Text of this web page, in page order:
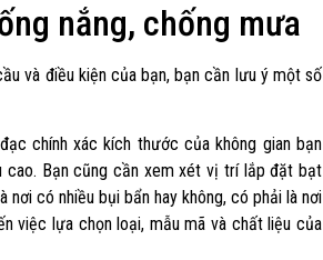
nắng, chống mưa
và điều kiện của bạn, bạn cần lưu ý một số
chính xác kích thước của không gian bạn
cao. Bạn cũng cần xem xét vị trí lắp đặt bạt
có nhiều bụi bẩn hay không, có phải là nơi
việc lựa chọn loại, mẫu mã và chất liệu của